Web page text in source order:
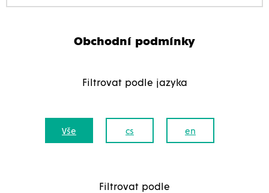
Obchodní podmínky
Filtrovat podle jazyka
Vše cs en
Filtrovat podle